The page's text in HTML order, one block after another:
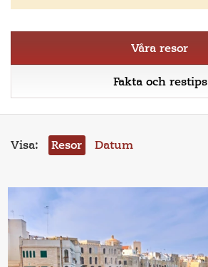
Våra resor
Fakta och restips
Visa: Resor Datum